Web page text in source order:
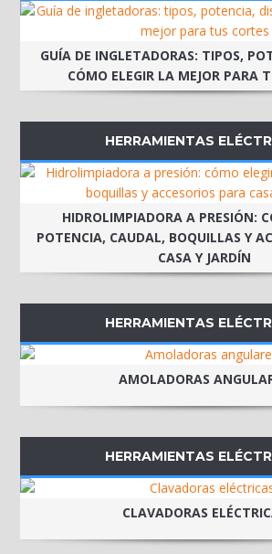
GUÍA DE INGLETADORAS: TIPOS,
CÓMO ELEGIR LA MEJOR PARA
HERRAMIENTAS
HIDROLIMPIADORA A PRESIÓN:
POTENCIA, CAUDAL, BOQUILLAS Y
CASA Y JARDÍN
HERRAMIENTAS
AMOLADORAS
HERRAMIENTAS
CLAVADORAS